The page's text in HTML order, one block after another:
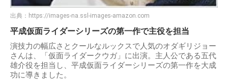
出典： https://images-na.ssl-images-amazon.com
平成仮面ライダーシリーズの第一作で主役を担当
演技力の幅広さとクールなルックスで人気のオダギリジョー
さんは、「仮面ライダークウガ」に出演。主人公である五代
雄介役を担当し、平成仮面ライダーシリーズの第一作を大成
功に導きました。